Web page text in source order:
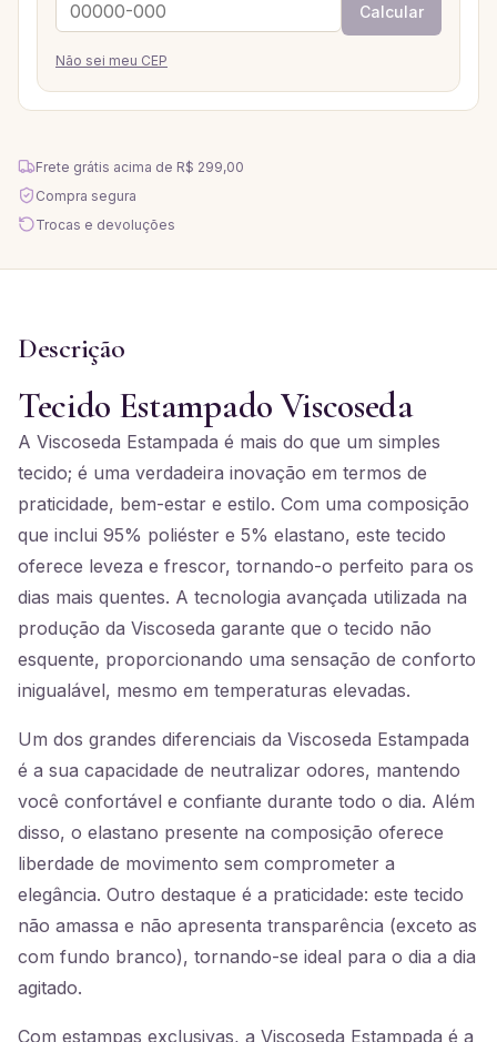
Calcular
Não sei meu CEP
Frete grátis acima de R$ 299,00
Compra segura
Trocas e devoluções
Descrição
Tecido Estampado Viscoseda
A Viscoseda Estampada é mais do que um simples
tecido; é uma verdadeira inovação em termos de
praticidade, bem-estar e estilo. Com uma composição
que inclui 95% poliéster e 5% elastano, este tecido
oferece leveza e frescor, tornando-o perfeito para os
dias mais quentes. A tecnologia avançada utilizada na
produção da Viscoseda garante que o tecido não
esquente, proporcionando uma sensação de conforto
inigualável, mesmo em temperaturas elevadas.
Um dos grandes diferenciais da Viscoseda Estampada
é a sua capacidade de neutralizar odores, mantendo
você confortável e confiante durante todo o dia. Além
disso, o elastano presente na composição oferece
liberdade de movimento sem comprometer a
elegância. Outro destaque é a praticidade: este tecido
não amassa e não apresenta transparência (exceto as
com fundo branco), tornando-se ideal para o dia a dia
agitado.
Com estampas exclusivas, a Viscoseda Estampada é a